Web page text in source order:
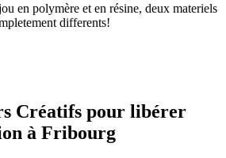
en polymère et en résine, deux materiels
differents!
Créatifs pour libérer
à Fribourg